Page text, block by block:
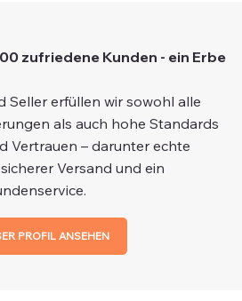
zufriedene Kunden - ein Erbe
Seller erfüllen wir sowohl alle
als auch hohe Standards
Vertrauen – darunter echte
Versand und ein
PROFIL ANSEHEN